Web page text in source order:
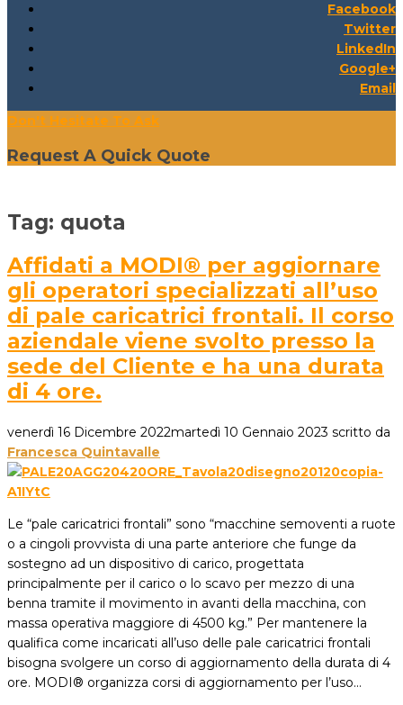
Facebook
Twitter
LinkedIn
Google+
Email
Don't Hesitate To Ask
Request A Quick Quote
Tag: quota
Affidati a MODI® per aggiornare
gli operatori specializzati all’uso
di pale caricatrici frontali. Il corso
aziendale viene svolto presso la
sede del Cliente e ha una durata
di 4 ore.
venerdì 16 Dicembre 2022martedì 10 Gennaio 2023 scritto da
Francesca Quintavalle
Le “pale caricatrici frontali” sono “macchine semoventi a ruote
o a cingoli provvista di una parte anteriore che funge da
sostegno ad un dispositivo di carico, progettata
principalmente per il carico o lo scavo per mezzo di una
benna tramite il movimento in avanti della macchina, con
massa operativa maggiore di 4500 kg.” Per mantenere la
qualifica come incaricati all’uso delle pale caricatrici frontali
bisogna svolgere un corso di aggiornamento della durata di 4
ore. MODI® organizza corsi di aggiornamento per l’uso…